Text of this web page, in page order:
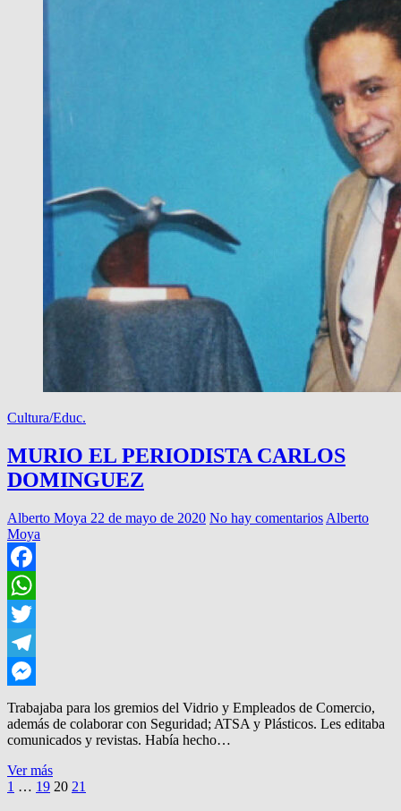
Cultura/Educ.
MURIO EL PERIODISTA CARLOS
DOMINGUEZ
Alberto Moya 22 de mayo de 2020 No hay comentarios Alberto
Moya
Facebook
WhatsApp
Twitter
Telegram
Messenger
Trabajaba para los gremios del Vidrio y Empleados de Comercio,
además de colaborar con Seguridad; ATSA y Plásticos. Les editaba
comunicados y revistas. Había hecho…
Ver másMURIO
EL
Paginación
Página
Página
1 … Página
19 Página
20 Página
21